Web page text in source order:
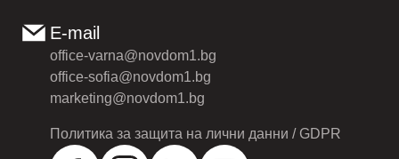
E-mail
office-varna@novdom1.bg
office-sofia@novdom1.bg
marketing@novdom1.bg
Политика за защита на лични данни / GDPR